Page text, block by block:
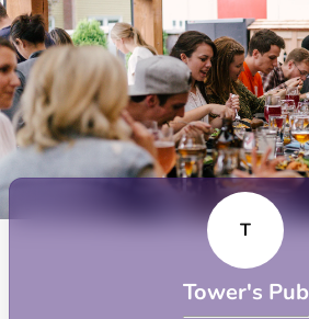
T
Tower's Pub